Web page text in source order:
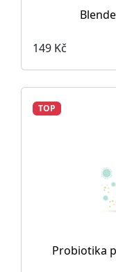
149 Kč
TOP
Probiotika